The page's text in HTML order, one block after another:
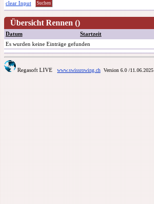
clear Input
Übersicht Rennen ()
Datum Startzeit
Es wurden keine Einträge gefunden
Regasoft LIVE www.swissrowing.chVersion 6.0/11.06.2025